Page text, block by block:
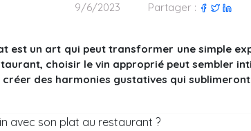
9/6/2023 Partager :
est un art qui peut transformer une simple
choisir le vin approprié peut sembler
des harmonies gustatives qui